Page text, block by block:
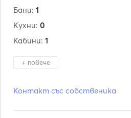
Бани: 1
Кухни: 0
Кабини: 1
+ повече
Контакт със собственика